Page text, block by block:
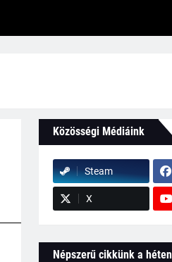
Közösségi Médiáink
Steam
X
Népszerű cikkünk a héten